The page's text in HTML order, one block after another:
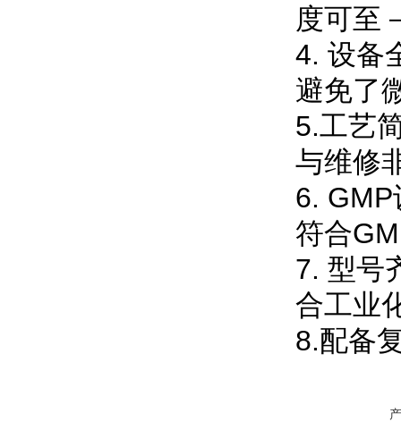
度可至
4. 设备
避免了
5.工艺
与维修
6. GMP
符合
7. 型号
合工业
8.配备